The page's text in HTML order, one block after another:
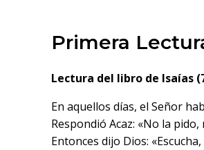
Primera
Lectura del libro de Isaías
En aquellos días, el Señor
Respondió Acaz: «No la
Entonces dijo Dios: